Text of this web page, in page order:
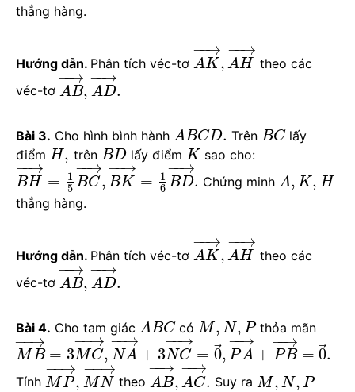
thẳng hàng.
Hướng dẫn. Phân tích véc-tơ AK
−→
−
, AH
−→
−
theo các
véc-tơ AB
−→
−
, AD
−→
−
.
Bài 3. Cho hình bình hành ABCD. Trên BClấy
điểm H, trên BD lấy điểm K sao cho:
BH
−→
−
=
1
5 BC
−→
−
, BK
−→
−
=
1
6 BD
−→
−
. Chứng minh A, K , H
thẳng hàng.
Hướng dẫn. Phân tích véc-tơ AK
−→
−
, AH
−→
−
theo các
véc-tơ AB
−→
−
, AD
−→
−
.
Bài 4. Cho tam giác ABCcó M, N, Pthỏa mãn
MB
−→
−
= 3MC
−→
−
, NA
−→
−
+ 3NC
−→
−
= 0, PA
−→
−
+ PB
−→
−
= 0.
Tính MP
−→
−
, MN
− →
−
theo AB
−→
−
, AC
−→
−
. Suy ra M, N, P